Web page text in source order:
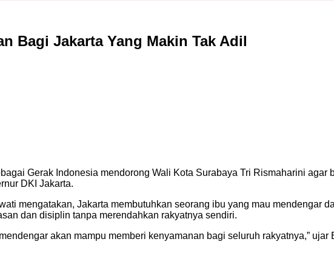
Bagi Jakarta Yang Makin Tak Adil
Gerak Indonesia mendorong Wali Kota Surabaya Tri Rismaharini agar
DKI Jakarta.
mengatakan, Jakarta membutuhkan seorang ibu yang mau mendengar
dan disiplin tanpa merendahkan rakyatnya sendiri.
akan mampu memberi kenyamanan bagi seluruh rakyatnya,”